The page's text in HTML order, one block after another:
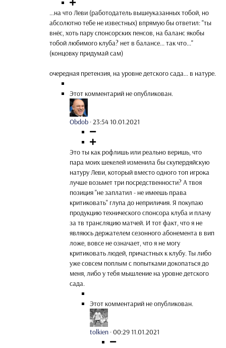
...на что Леви (работодатель вышеуказанных тобой, но
абсолютно тебе не известных) впрямую бы ответил: "ты
внёс, хоть пару спонсорских пенсов, на баланс якобы
тобой любимого клуба? нет в балансе... так что..."
(концовку придумай сам)
очередная претензия, на уровне детского сада... в натуре.
Этот комментарий не опубликован.
Obdob ·23:54 10.01.2021
Это ты как рофлишь или реально веришь, что
пара моих шекелей изменила бы скупердяйскую
натуру Леви, который вместо одного топ игрока
лучше возьмет три посредственности? А твоя
позиция "не заплатил - не имеешь права
критиковать" глупа до неприличия. Я покупаю
продукцию технического спонсора клуба и плачу
за тв трансляцию матчей. И тот факт, что я не
являюсь держателем сезонного абонемента в вип
ложе, вовсе не означает, что я не могу
критиковать людей, причастных к клубу. Ты либо
уже совсем поплым с попытками докопаться до
меня, либо у тебя мышление на уровне детского
сада.
Этот комментарий не опубликован.
tolkien ·00:29 11.01.2021